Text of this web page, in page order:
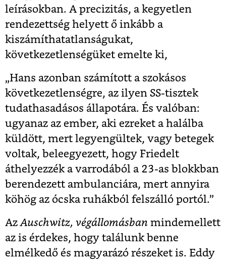
leírásokban. A precizitás, a kegyetlen
rendezettség helyett ő inkább a
kiszámíthatatlanságukat,
következetlenségüket emelte ki,
„Hans azonban számított a szokásos
következetlenségre, az ilyen SS-tisztek
tudathasadásos állapotára. És valóban:
ugyanaz az ember, aki ezreket a halálba
küldött, mert legyengültek, vagy betegek
voltak, beleegyezett, hogy Friedelt
áthelyezzék a varrodából a 23-as blokkban
berendezett ambulanciára, mert annyira
köhög az ócska ruhákból felszálló portól.”
Az Auschwitz, végállomásban mindemellett
az is érdekes, hogy találunk benne
elmélkedő és magyarázó részeket is. Eddy